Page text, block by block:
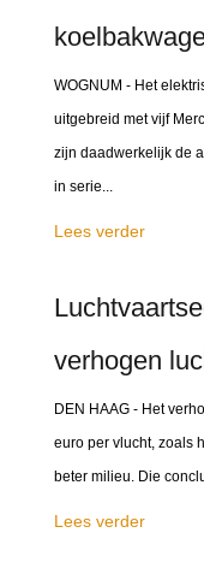
WOGNUM - Het
uitgebreid met vijf
zijn daadwerkelijk de
in serie...
Lees verder
verhogen
DEN HAAG - Het
euro per vlucht, zoals
beter milieu. Die
Lees verder